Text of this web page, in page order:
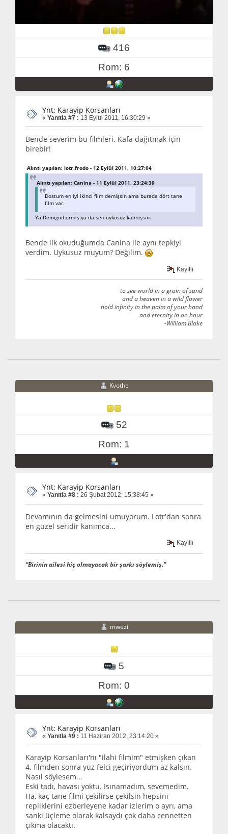
416
Rom: 6
Ynt: Karayip Korsanları
« Yanıtla #7 : 13 Eylül 2011, 16:30:29 »
Bende severim bu filmleri. Kafa dağıtmak için
birebir!
Alıntı yapılan: lotr.frodo - 12 Eylül 2011, 10:27:04
Alıntı yapılan: Canina - 11 Eylül 2011, 23:24:39
Dostum en iyi ikinci film demişsin ama burada dört tane
film var.
Ya Demigod ermiş ya da sen uykusuz kalmışsın.
Bende ilk okuduğumda Canina ile aynı tepkiyi
verdim. Uykusuz muyum? Değilim.
Kayıtlı
to see world in a grain of sand
and a heaven in a wild flower
hold infinity in the palm of your hand
and eternity in an hour
-William Blake
Kvothe
52
Rom: 1
Ynt: Karayip Korsanları
« Yanıtla #8 : 26 Şubat 2012, 15:38:45 »
Devamının da gelmesini umuyorum. Lotr'dan sonra
en güzel seridir kanımca...
Kayıtlı
“Birinin ailesi hiç olmayacak bir şarkı söylemiş.”
mwezi
5
Rom: 0
Ynt: Karayip Korsanları
« Yanıtla #9 : 11 Haziran 2012, 23:14:20 »
Karayip Korsanları'nı "ilahi filmim" etmişken çıkan
4. filmden sonra yüz felci geçiriyordum az kalsın.
Nasıl söylesem...
Eski tadı, havası yoktu. Isınamadım, sevemedim.
Ha, kaç tane filmi çekilirse çekilsin hepsini
repliklerini ezberleyene kadar izlerim o ayrı, ama
sanki üçleme olarak kalsaydı çok daha cennetten
çıkma olacaktı.